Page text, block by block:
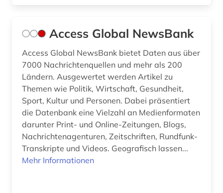
büroorganisation (1)
chemie (34)
chemische grundprodukte (1)
chemische industrie (1)
chile (1)
china (11)
Access Global NewsBank
Access Global NewsBank bietet Daten aus über
7000 Nachrichtenquellen und mehr als 200
Ländern. Ausgewertet werden Artikel zu
Themen wie Politik, Wirtschaft, Gesundheit,
Sport, Kultur und Personen. Dabei präsentiert
die Datenbank eine Vielzahl an Medienformaten
darunter Print- und Online-Zeitungen, Blogs,
Nachrichtenagenturen, Zeitschriften, Rundfunk-
Transkripte und Videos. Geografisch lassen...
Mehr Informationen